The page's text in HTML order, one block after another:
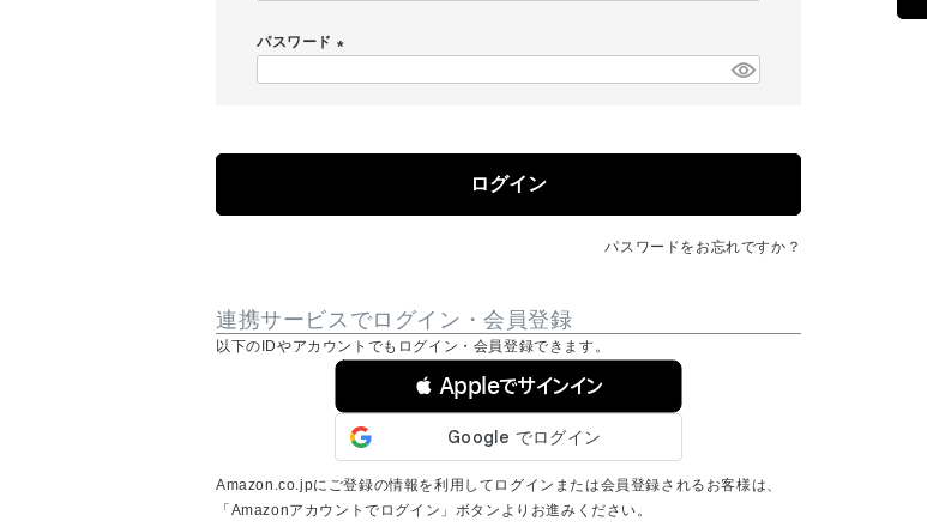
パスワード
)
ログイン
パスワードをお忘れですか？
連携サービスでログイン・会員登録
以下のIDやアカウントでもログイン・会員登録できます。
 Appleでサインイン
Amazon.co.jpにご登録の情報を利用してログインまたは会員登録されるお客様は、
「Amazonアカウントでログイン」ボタンよりお進みください。